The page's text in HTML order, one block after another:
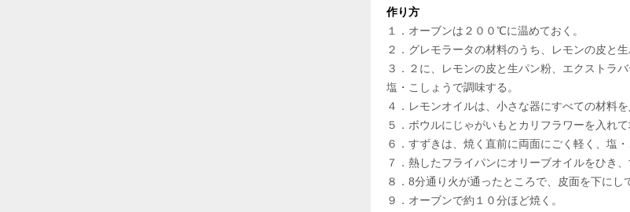
作り方
１．オーブンは２００℃に温めておく。
２．グレモラータの材料のうち、レモンの皮と
３．２に、レモンの皮と生パン粉、エクストラ
塩・こしょうで調味する。
４．レモンオイルは、小さな器にすべての材料を
５．ボウルにじゃがいもとカリフラワーを入れ
６．すずきは、焼く直前に両面にごく軽く、塩
７．熱したフライパンにオリーブオイルをひき、
８．8分通り火が通ったところで、皮面を下にし
９．オーブンで約１０分ほど焼く。